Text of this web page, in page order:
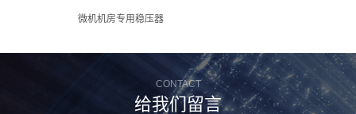
微机机房专用稳压器
CONTACT
给我们留言